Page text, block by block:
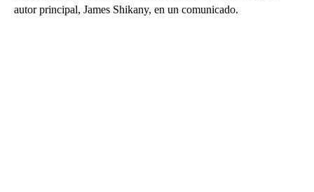
autor principal, James Shikany, en un comunicado.